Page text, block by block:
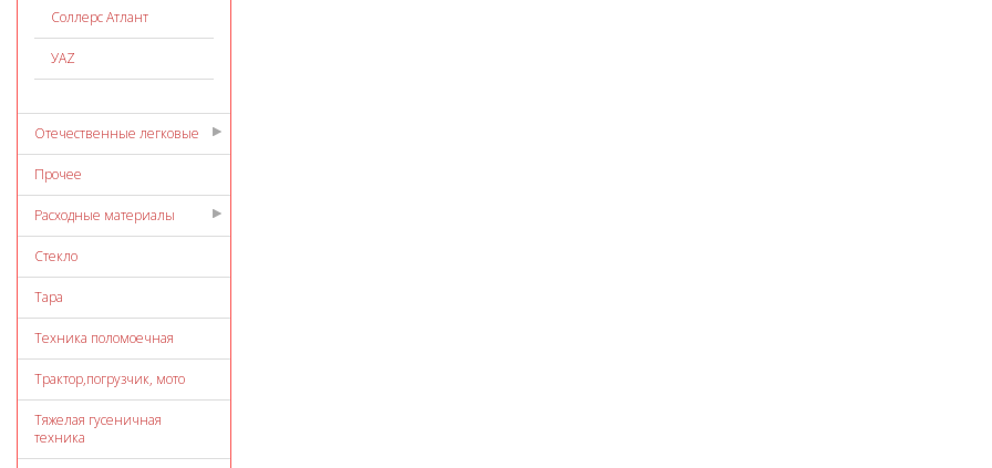
Соллерс Атлант
УАZ
Отечественные легковые
Прочее
Расходные материалы
Стекло
Тара
Техника поломоечная
Трактор,погрузчик, мото
Тяжелая гусеничная
техника